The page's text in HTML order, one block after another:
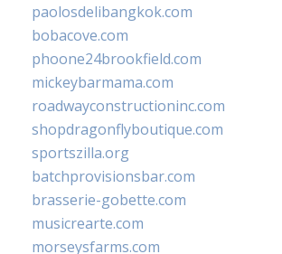
paolosdelibangkok.com
bobacove.com
phoone24brookfield.com
mickeybarmama.com
roadwayconstructioninc.com
shopdragonflyboutique.com
sportszilla.org
batchprovisionsbar.com
brasserie-gobette.com
musicrearte.com
morseysfarms.com